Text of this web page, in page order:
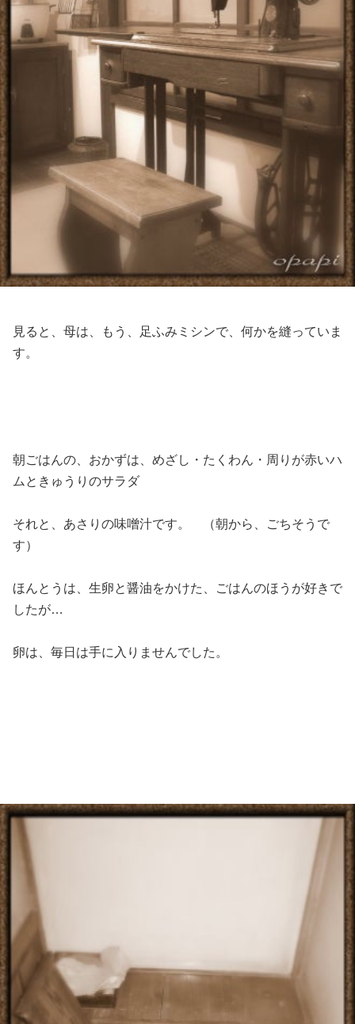
見ると、母は、もう、足ふみミシンで、何かを縫っていま
す。
朝ごはんの、おかずは、めざし・たくわん・周りが赤いハ
ムときゅうりのサラダ
それと、あさりの味噌汁です。 （朝から、ごちそうで
す）
ほんとうは、生卵と醤油をかけた、ごはんのほうが好きで
したが…
卵は、毎日は手に入りませんでした。